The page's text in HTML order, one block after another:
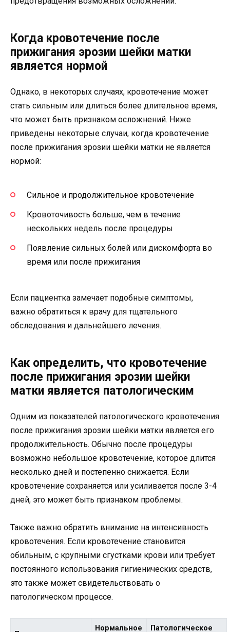
Когда кровотечение после
прижигания эрозии шейки матки
является нормой
Однако, в некоторых случаях, кровотечение может
стать сильным или длиться более длительное время,
что может быть признаком осложнений. Ниже
приведены некоторые случаи, когда кровотечение
после прижигания эрозии шейки матки не является
нормой:
Сильное и продолжительное кровотечение
Кровоточивость больше, чем в течение
нескольких недель после процедуры
Появление сильных болей или дискомфорта во
время или после прижигания
Если пациентка замечает подобные симптомы,
важно обратиться к врачу для тщательного
обследования и дальнейшего лечения.
Как определить, что кровотечение
после прижигания эрозии шейки
матки является патологическим
Одним из показателей патологического кровотечения
после прижигания эрозии шейки матки является его
продолжительность. Обычно после процедуры
возможно небольшое кровотечение, которое длится
несколько дней и постепенно снижается. Если
кровотечение сохраняется или усиливается после 3-4
дней, это может быть признаком проблемы.
Также важно обратить внимание на интенсивность
кровотечения. Если кровотечение становится
обильным, с крупными сгустками крови или требует
постоянного использования гигиенических средств,
это также может свидетельствовать о
патологическом процессе.
Нормальное
Патологическое